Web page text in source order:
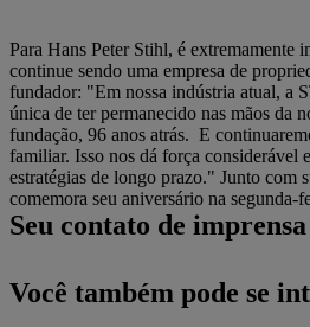
Para Hans Peter Stihl, é extremamente
continue sendo uma empresa de
fundador: "Em nossa indústria atual, a
única de ter permanecido nas mãos da
fundação, 96 anos atrás. E
familiar. Isso nos dá força considerável
estratégias de longo prazo." Junto com
comemora seu aniversário na segunda-
Seu contato de imprensa
Você também pode se